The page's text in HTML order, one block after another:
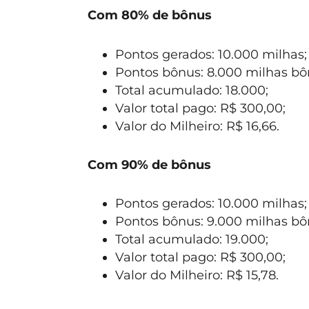
Com 80% de bônus
Pontos gerados: 10.000 milhas;
Pontos bônus: 8.000 milhas
Total acumulado: 18.000;
Valor total pago: R$ 300,00;
Valor do Milheiro: R$ 16,66.
Com 90% de bônus
Pontos gerados: 10.000 milhas;
Pontos bônus: 9.000 milhas
Total acumulado: 19.000;
Valor total pago: R$ 300,00;
Valor do Milheiro: R$ 15,78.